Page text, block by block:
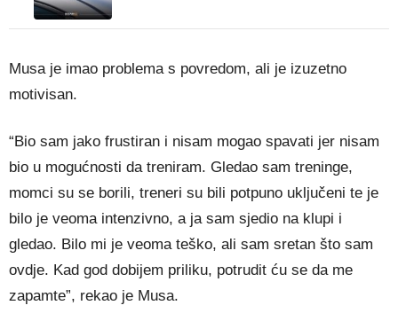
Musa je imao problema s povredom, ali je izuzetno
motivisan.
“Bio sam jako frustiran i nisam mogao spavati jer nisam
bio u mogućnosti da treniram. Gledao sam treninge,
momci su se borili, treneri su bili potpuno uključeni te je
bilo je veoma intenzivno, a ja sam sjedio na klupi i
gledao. Bilo mi je veoma teško, ali sam sretan što sam
ovdje. Kad god dobijem priliku, potrudit ću se da me
zapamte”, rekao je Musa.